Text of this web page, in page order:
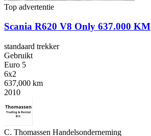
Top advertentie
Scania R620 V8 Only 637.000 KM
standaard trekker
Gebruikt
Euro 5
6x2
637,000 km
2010
C. Thomassen Handelsonderneming